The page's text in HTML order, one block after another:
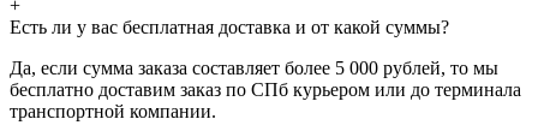
+
Есть ли у вас бесплатная доставка и от какой суммы?
Да, если сумма заказа составляет более 5 000 рублей, то мы
бесплатно доставим заказ по СПб курьером или до терминала
транспортной компании.